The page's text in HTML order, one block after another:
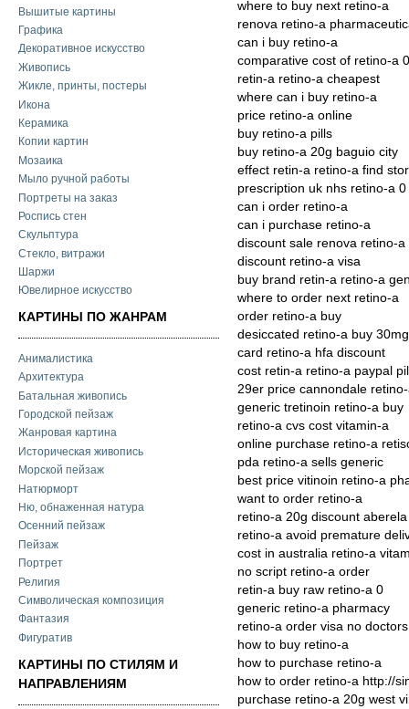
Вышитые картины
Графика
Декоративное искусство
Живопись
Жикле, принты, постеры
Икона
Керамика
Копии картин
Мозаика
Мыло ручной работы
Портреты на заказ
Роспись стен
Скульптура
Стекло, витражи
Шаржи
Ювелирное искусство
КАРТИНЫ ПО ЖАНРАМ
Анималистика
Архитектура
Батальная живопись
Городской пейзаж
Жанровая картина
Историческая живопись
Морской пейзаж
Натюрморт
Ню, обнаженная натура
Осенний пейзаж
Пейзаж
Портрет
Религия
Символическая композиция
Фантазия
Фигуратив
КАРТИНЫ ПО СТИЛЯМ И
НАПРАВЛЕНИЯМ
where to buy next retino-a
renova retino-a
can i buy retino-a
comparative cost of retino-a 0
retin-a retino-a cheapest
where can i buy retino-a
price retino-a online
buy retino-a pills
buy retino-a 20g baguio city
effect retin-a retino-a find
prescription uk nhs retino-a 0
can i order retino-a
can i purchase retino-a
discount sale renova retino-a
discount retino-a visa
buy brand retin-a retino-a
where to order next retino-a
order retino-a buy
desiccated retino-a buy 30mg
card retino-a hfa discount
cost retin-a retino-a paypal
29er price cannondale
generic tretinoin retino-a buy
retino-a cvs cost vitamin-a
online purchase retino-a
pda retino-a sells generic
best price vitinoin retino-a
want to order retino-a
retino-a 20g discount
retino-a avoid premature
cost in australia retino-a
no script retino-a order
retin-a buy raw retino-a 0
generic retino-a pharmacy
retino-a order visa no doctors
how to buy retino-a
how to purchase retino-a
how to order retino-a http://
purchase retino-a 20g west